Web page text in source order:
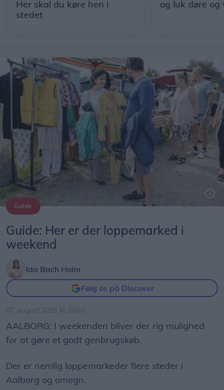
Her skal du køre hen i
stedet
og luk døre og
Guide
Guide: Her er der loppemarked i
weekend
Ida Bach Holm
Følg os på Discover
07. august 2026 kl. 10.00
AALBORG: I weekenden bliver der rig mulighed
for at gøre et godt genbrugskøb.
Der er nemlig loppemarkeder flere steder i
Aalborg og omegn.